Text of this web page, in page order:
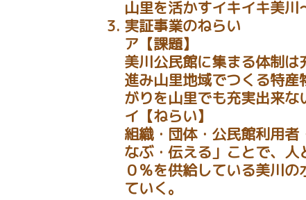
山里を活かすイキイキ美
実証事業のねらい
ア【課題】
美川公民館に集まる体制
進み山里地域でつくる特
がりを山里でも充実出来な
イ【ねらい】
組織・団体・公民館利用
なぶ・伝える」ことで、
０％を供給している美川
ていく。